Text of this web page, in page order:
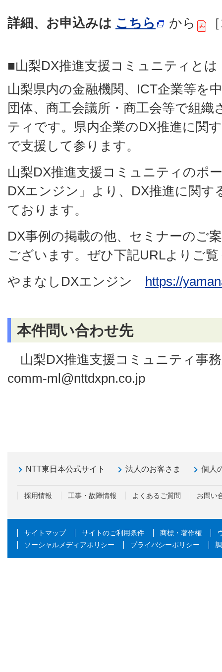
詳細、お申込みは こちら から
■山梨DX推進支援コミュニティとは
山梨県内の金融機関、ICT企業等を
団体、商工会議所・商工会等で組
ティです。県内企業のDX推進に関
で支援して参ります。
山梨DX推進支援コミュニティのポ
DXエンジン」より、DX推進に関す
ております。
DX事例の掲載の他、セミナーのご
ございます。ぜひ下記URLよりご
やまなしDXエンジン
https://
本件問い合わせ先
山梨DX推進支援コミュニティ事
comm-ml@nttdxpn.co.jp
NTT東日本公式サイト 法人のお客さま 個人
採用情報 工事・故障情報 よくあるご質問 お問い
サイトマップ サイトのご利用条件 商標・著作権
ソーシャルメディアポリシー
プライバシーポリシー